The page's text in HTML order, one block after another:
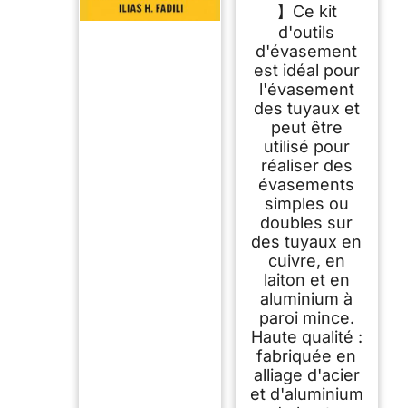
】Ce kit
d'outils
d'évasement
est idéal pour
l'évasement
des tuyaux et
peut être
utilisé pour
réaliser des
évasements
simples ou
doubles sur
des tuyaux en
cuivre, en
laiton et en
aluminium à
paroi mince.
Haute qualité :
fabriquée en
alliage d'acier
et d'aluminium